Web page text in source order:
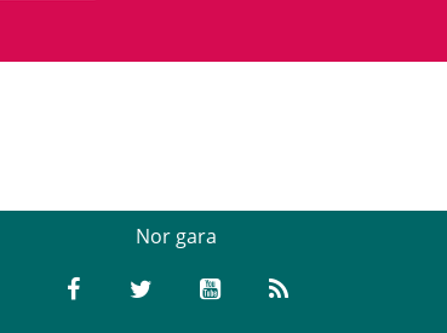
Nor gara